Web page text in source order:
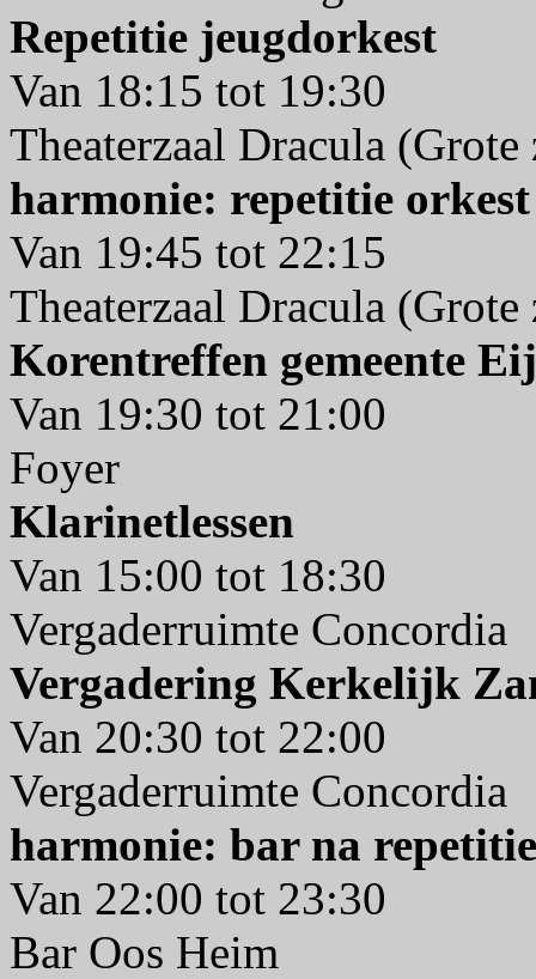
Repetitie jeugdorkest
Van 18:15 tot 19:30
Theaterzaal Dracula (Grote
harmonie: repetitie orkest
Van 19:45 tot 22:15
Theaterzaal Dracula (Grote
Korentreffen gemeente
Van 19:30 tot 21:00
Foyer
Klarinetlessen
Van 15:00 tot 18:30
Vergaderruimte Concordia
Vergadering Kerkelijk
Van 20:30 tot 22:00
Vergaderruimte Concordia
harmonie: bar na repetitie
Van 22:00 tot 23:30
Bar Oos Heim